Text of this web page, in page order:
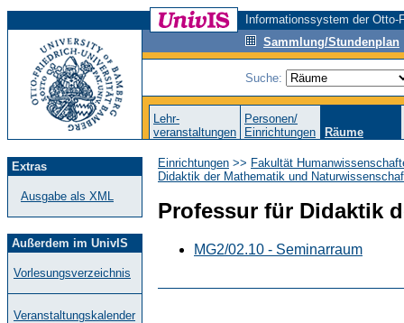
Informationssystem der
Sammlung/Stundenplan
Suche:
Lehr-
veranstaltungen
Personen/
Einrichtungen
Räume
Extras
Ausgabe als XML
Außerdem im UnivIS
Vorlesungsverzeichnis
Veranstaltungskalender
Einrichtungen >> Fakultät
Didaktik der Mathematik und
Professur für Didaktik
MG2/02.10 - Seminarraum